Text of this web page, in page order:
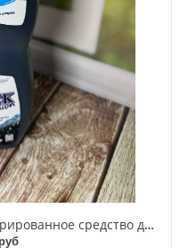
Domal Black Fashion Концентрированное средство для стирки темного и черного белья 825 мл на 22 стирки